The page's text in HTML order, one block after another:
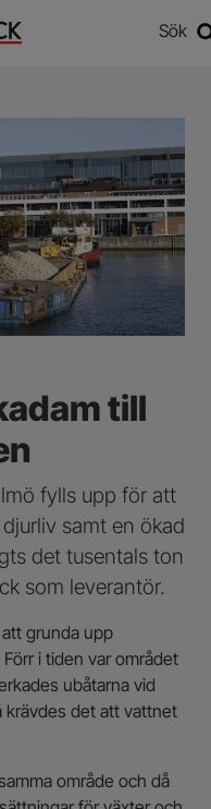
Sök
till
fylls upp för att
samt en ökad
det tusentals ton
som leverantör.
grunda upp
i tiden var området
ubåtarna vid
krävdes det att vattnet
område och då